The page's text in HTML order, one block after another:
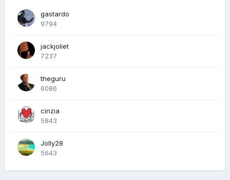
gastardo
9794
jackjoliet
7237
theguru
6086
cinzia
5843
Jolly28
5643